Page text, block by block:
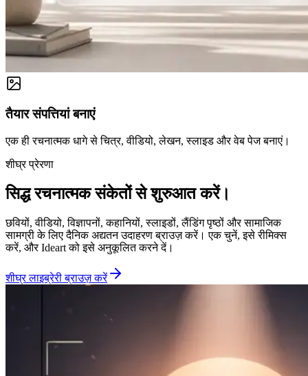
तैयार संपत्तियां बनाएं
एक ही रचनात्मक धागे से चित्र, वीडियो, लेखन, स्लाइड और वेब पेज बनाएं।
शीघ्र प्रेरणा
सिद्ध रचनात्मक संकेतों से शुरुआत करें।
छवियों, वीडियो, विज्ञापनों, कहानियों, स्लाइडों, लैंडिंग पृष्ठों और सामाजिक
सामग्री के लिए दैनिक अद्यतन उदाहरण ब्राउज़ करें। एक चुनें, इसे रीमिक्स
करें, और Ideart को इसे अनुकूलित करने दें।
शीघ्र लाइब्रेरी ब्राउज़ करें